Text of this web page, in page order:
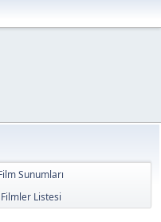
Sunumları
Listesi